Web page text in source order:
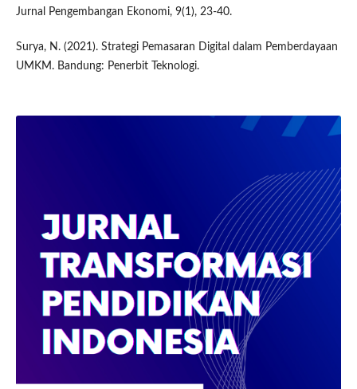
Jurnal Pengembangan Ekonomi, 9(1), 23-40.
Surya, N. (2021). Strategi Pemasaran Digital dalam Pemberdayaan
UMKM. Bandung: Penerbit Teknologi.